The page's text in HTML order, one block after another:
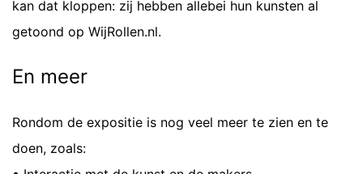
kan dat kloppen: zij hebben allebei hun kunsten al
getoond op WijRollen.nl.
En meer
Rondom de expositie is nog veel meer te zien en te
doen, zoals: